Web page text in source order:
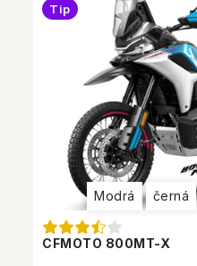
CFMOTO 800MT-X
Tip
Modrá černá